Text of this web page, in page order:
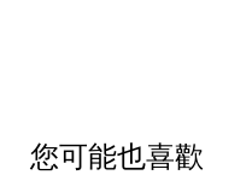
您可能也喜歡